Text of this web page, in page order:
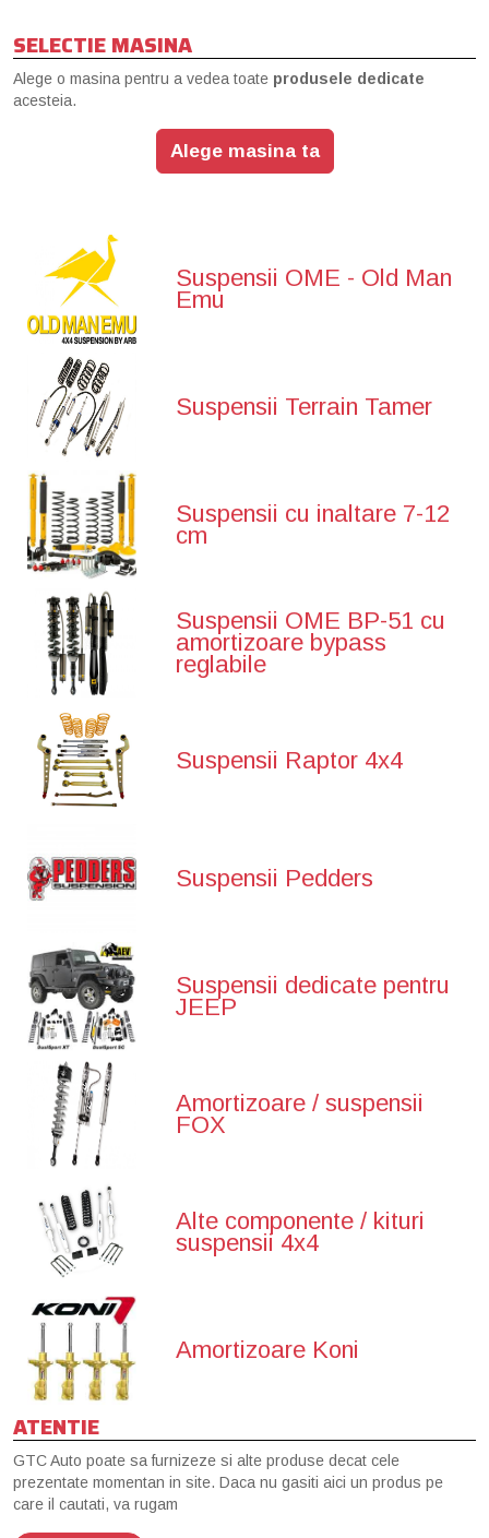
SELECTIE MASINA
Alege o masina pentru a vedea toate produsele dedicate
acesteia.
Alege masina ta
Suspensii OME - Old Man
Emu
Suspensii Terrain Tamer
Suspensii cu inaltare 7-12
cm
Suspensii OME BP-51 cu
amortizoare bypass
reglabile
Suspensii Raptor 4x4
Suspensii Pedders
Suspensii dedicate pentru
JEEP
Amortizoare / suspensii
FOX
Alte componente / kituri
suspensii 4x4
Amortizoare Koni
ATENTIE
GTC Auto poate sa furnizeze si alte produse decat cele
prezentate momentan in site. Daca nu gasiti aici un produs pe
care il cautati, va rugam